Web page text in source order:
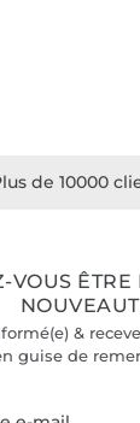
VOUS ÊTRE
&
guise de